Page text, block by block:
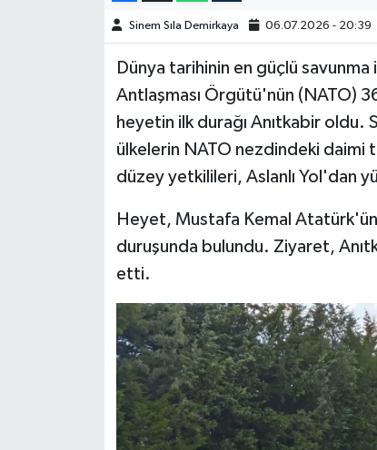
Sinem Sıla Demirkaya 06.07.2026 - 20:39
Dünya tarihinin en güçlü
Antlaşması Örgütü'nün (NATO)
heyetin ilk durağı Anıtkabir oldu.
ülkelerin NATO nezdindeki daimi
düzey yetkilileri, Aslanlı Yol'dan
Heyet, Mustafa Kemal Atatürk'ün
duruşunda bulundu. Ziyaret,
etti.
Televizyon